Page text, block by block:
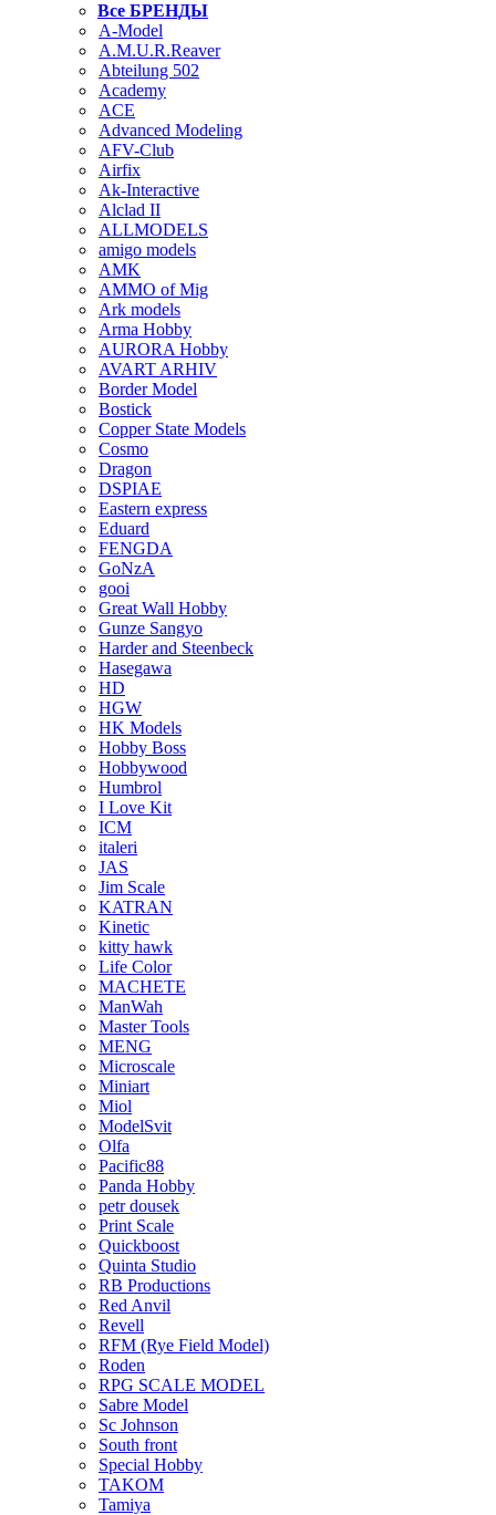
Все БРЕНДЫ
A-Model
A.M.U.R.Reaver
Abteilung 502
Academy
ACE
Advanced Modeling
AFV-Club
Airfix
Ak-Interactive
Alclad II
ALLMODELS
amigo models
AMK
AMMO of Mig
Ark models
Arma Hobby
AURORA Hobby
AVART ARHIV
Border Model
Bostick
Copper State Models
Cosmo
Dragon
DSPIAE
Eastern express
Eduard
FENGDA
GoNzA
gooi
Great Wall Hobby
Gunze Sangyo
Harder and Steenbeck
Hasegawa
HD
HGW
HK Models
Hobby Boss
Hobbywood
Humbrol
I Love Kit
ICM
italeri
JAS
Jim Scale
KATRAN
Kinetic
kitty hawk
Life Color
MACHETE
ManWah
Master Tools
MENG
Microscale
Miniart
Miol
ModelSvit
Olfa
Pacific88
Panda Hobby
petr dousek
Print Scale
Quickboost
Quinta Studio
RB Productions
Red Anvil
Revell
RFM (Rye Field Model)
Roden
RPG SCALE MODEL
Sabre Model
Sc Johnson
South front
Special Hobby
TAKOM
Tamiya